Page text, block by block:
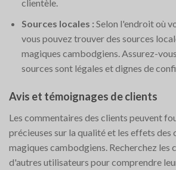
clientèle.
Sources locales : Selon l'endroit où
vous pouvez trouver des sources
magiques cambodgiens. Assurez-
sources sont légales et dignes de
Avis et témoignages de clients
Les commentaires des clients peuvent
précieuses sur la qualité et les effets des
magiques cambodgiens. Recherchez les
d'autres utilisateurs pour comprendre